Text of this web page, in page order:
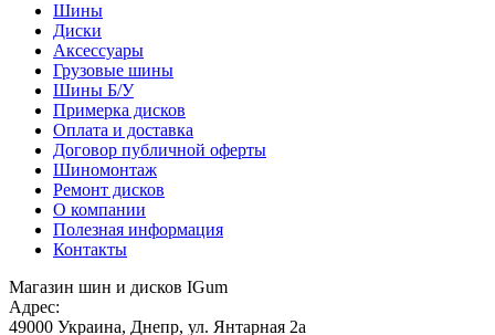
Шины
Диски
Аксессуары
Грузовые шины
Шины Б/У
Примерка дисков
Оплата и доставка
Договор публичной оферты
Шиномонтаж
Ремонт дисков
О компании
Полезная информация
Контакты
Магазин шин и дисков IGum
Адрес:
49000 Украина, Днепр, ул. Янтарная 2а